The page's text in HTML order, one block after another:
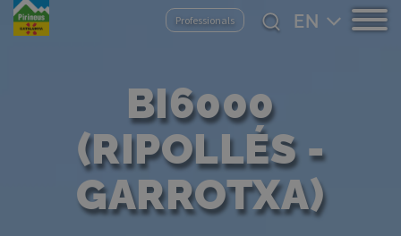
Skip
Professionals
Select
your
BI6000
(RIPOLLÉS -
GARROTXA)